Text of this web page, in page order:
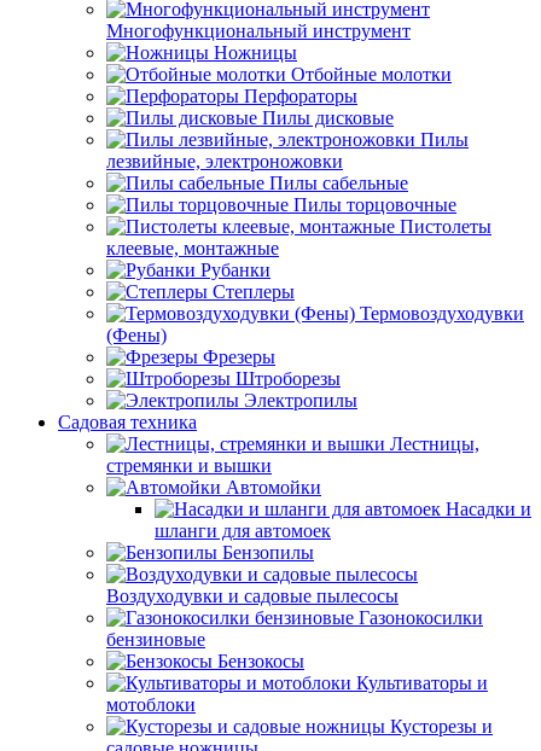
Многофункциональный инструмент
Ножницы
Отбойные молотки
Перфораторы
Пилы дисковые
Пилы
лезвийные, электроножовки
Пилы сабельные
Пилы торцовочные
Пистолеты
клеевые, монтажные
Рубанки
Степлеры
Термовоздуходувки
(Фены)
Фрезеры
Штроборезы
Электропилы
Садовая техника
Лестницы,
стремянки и вышки
Автомойки
Насадки и
шланги для автомоек
Бензопилы
Воздуходувки и садовые пылесосы
Газонокосилки
бензиновые
Бензокосы
Культиваторы и
мотоблоки
Кусторезы и